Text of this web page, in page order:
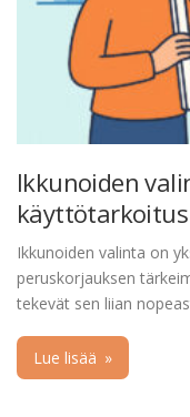
Ikkunoiden
käyttötarkoitus
Ikkunoiden valinta on
peruskorjauksen
tekevät sen liian
Lue lisää »